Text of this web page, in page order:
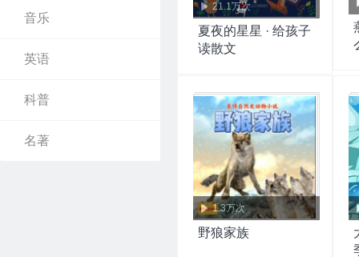
音乐
英语
科普
名著
21.1万次
夏夜的星星 · 给孩子
读散文
1.3万次
野狼家族